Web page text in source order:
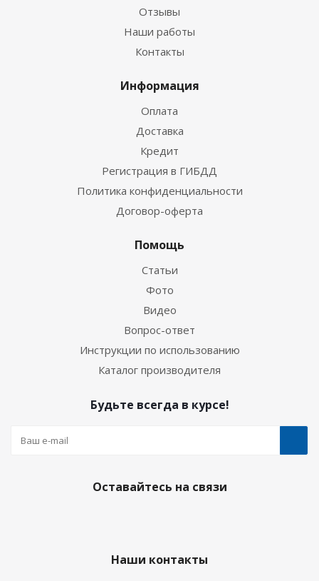
Отзывы
Наши работы
Контакты
Информация
Оплата
Доставка
Кредит
Регистрация в ГИБДД
Политика конфиденциальности
Договор-оферта
Помощь
Статьи
Фото
Видео
Вопрос-ответ
Инструкции по использованию
Каталог производителя
Будьте всегда в курсе!
Оставайтесь на связи
Наши контакты